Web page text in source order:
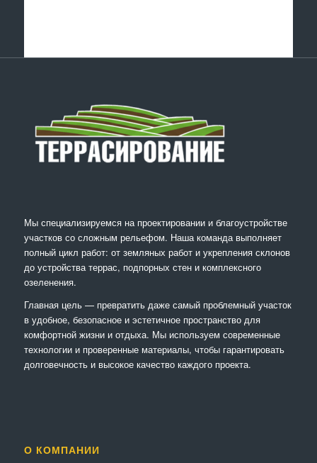
Мы специализируемся на проектировании и благоустройстве
участков со сложным рельефом. Наша команда выполняет
полный цикл работ: от земляных работ и укрепления склонов
до устройства террас, подпорных стен и комплексного
озеленения.
Главная цель — превратить даже самый проблемный участок
в удобное, безопасное и эстетичное пространство для
комфортной жизни и отдыха. Мы используем современные
технологии и проверенные материалы, чтобы гарантировать
долговечность и высокое качество каждого проекта.
О КОМПАНИИ